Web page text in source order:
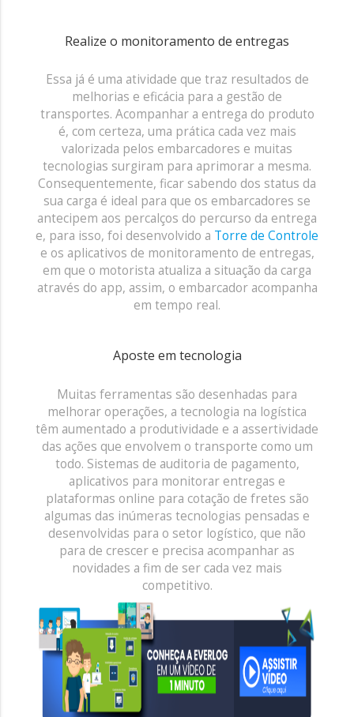
Realize o monitoramento de entregas
Essa já é uma atividade que traz resultados de
melhorias e eficácia para a gestão de
transportes. Acompanhar a entrega do produto
é, com certeza, uma prática cada vez mais
valorizada pelos embarcadores e muitas
tecnologias surgiram para aprimorar a mesma.
Consequentemente, ficar sabendo dos status da
sua carga é ideal para que os embarcadores se
antecipem aos percalços do percurso da entrega
e, para isso, foi desenvolvido a Torre de Controle
e os aplicativos de monitoramento de entregas,
em que o motorista atualiza a situação da carga
através do app, assim, o embarcador acompanha
em tempo real.
Aposte em tecnologia
Muitas ferramentas são desenhadas para
melhorar operações, a tecnologia na logística
têm aumentado a produtividade e a assertividade
das ações que envolvem o transporte como um
todo. Sistemas de auditoria de pagamento,
aplicativos para monitorar entregas e
plataformas online para cotação de fretes são
algumas das inúmeras tecnologias pensadas e
desenvolvidas para o setor logístico, que não
para de crescer e precisa acompanhar as
novidades a fim de ser cada vez mais
competitivo.